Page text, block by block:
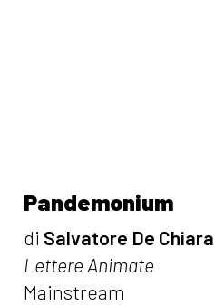
Pandemonium
di Salvatore De Chiara
Lettere Animate
Mainstream